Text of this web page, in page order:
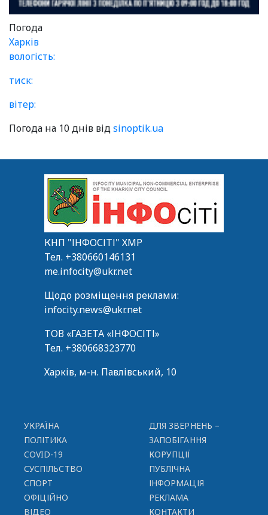
Погода
Харків
вологість:
тиск:
вітер:
Погода на 10 днів відsinoptik.ua
КНП "ІНФОСІТІ" ХМР
Тел. +380660146131
me.infocity@ukr.net
Щодо розміщення реклами:
infocity.news@ukr.net
ТОВ «ГАЗЕТА «ІНФОСІТІ»
Тел. +380668323770
Харків, м-н. Павлівський, 10
УКРАЇНА
ПОЛІТИКА
COVID-19
СУСПІЛЬСТВО
СПОРТ
ОФІЦІЙНО
ВІДЕО
ДЛЯ ЗВЕРНЕНЬ –
ЗАПОБІГАННЯ
КОРУПЦІЇ
ПУБЛІЧНА
ІНФОРМАЦІЯ
РЕКЛАМА
КОНТАКТИ